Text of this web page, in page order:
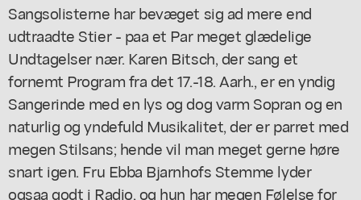
Sangsolisterne har bevæget sig ad mere end
udtraadte Stier - paa et Par meget glædelige
Undtagelser nær. Karen Bitsch, der sang et
fornemt Program fra det 17.-18. Aarh., er en yndig
Sangerinde med en lys og dog varm Sopran og en
naturlig og yndefuld Musikalitet, der er parret med
megen Stilsans; hende vil man meget gerne høre
snart igen. Fru Ebba Bjarnhofs Stemme lyder
ogsaa godt i Radio, og hun har megen Følelse for